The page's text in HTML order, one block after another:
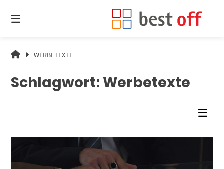
zum
Inhalt
ZUKUNFT
MACHBAR.
WERBETEXTE
Schlagwort: Werbetexte